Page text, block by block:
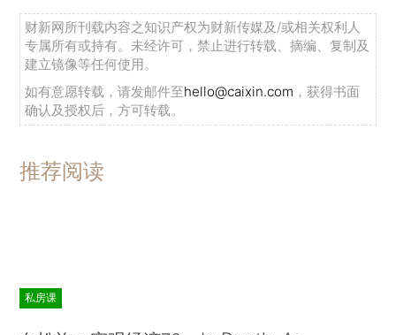
财新网所刊载内容之知识产权为财新传媒及/或相关权利人
专属所有或持有。未经许可，禁止进行转载、摘编、复制及
建立镜像等任何使用。
如有意愿转载，请发邮件至hello@caixin.com ，获得书面
确认及授权后，方可转载。
推荐阅读
私房课